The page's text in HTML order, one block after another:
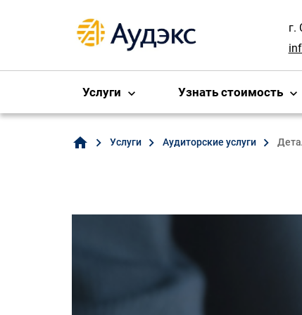
г.
Услуги Узнать стоимость
home Услуги Аудиторские услуги